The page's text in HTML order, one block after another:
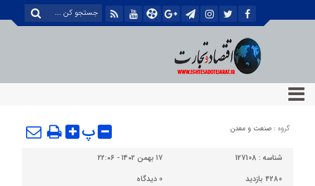
گروه : صنعت و معدن پ
شناسه : 127108
۱۷ بهمن ۱۴۰۲ - ۲۲:۰۶
4280 بازدید
0 دیدگاه